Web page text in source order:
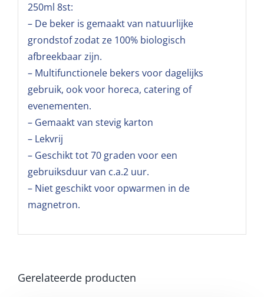
250ml 8st:
– De beker is gemaakt van natuurlijke
grondstof zodat ze 100% biologisch
afbreekbaar zijn.
– Multifunctionele bekers voor dagelijks
gebruik, ook voor horeca, catering of
evenementen.
– Gemaakt van stevig karton
– Lekvrij
– Geschikt tot 70 graden voor een
gebruiksduur van c.a.2 uur.
– Niet geschikt voor opwarmen in de
magnetron.
Gerelateerde producten